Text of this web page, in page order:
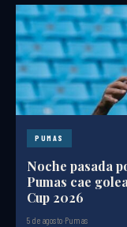
PUMAS
Noche pasada
Pumas cae
Cup 2026
5 de agosto·Pumas